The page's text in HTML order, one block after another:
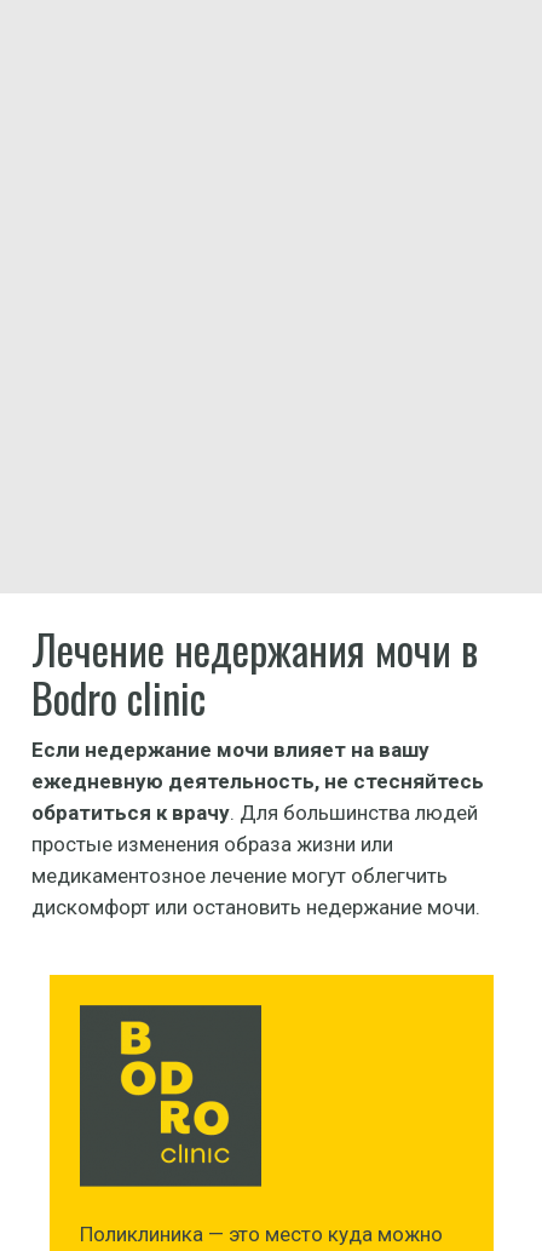
Лечение недержания мочи в
Bodro clinic
Если недержание мочи влияет на вашу
ежедневную деятельность, не стесняйтесь
обратиться к врачу. Для большинства людей
простые изменения образа жизни или
медикаментозное лечение могут облегчить
дискомфорт или остановить недержание мочи.
Поликлиника — это место куда можно